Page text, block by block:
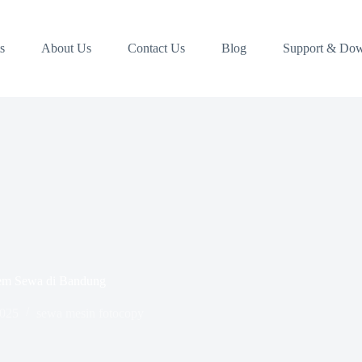
About Us Contact Us Blog Support &